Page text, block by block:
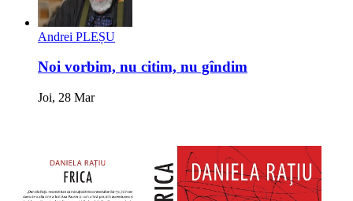
Andrei PLEȘU
Noi vorbim, nu citim, nu gîndim
Joi, 28 Mar